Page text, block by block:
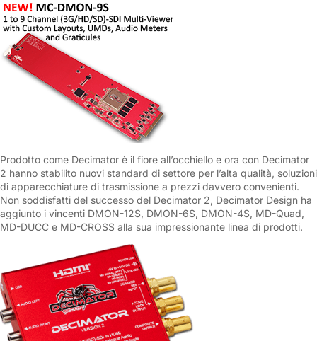
Prodotto come Decimator è il fiore all’occhiello e ora con Decimator
2 hanno stabilito nuovi standard di settore per l’alta qualità, soluzioni
di apparecchiature di trasmissione a prezzi davvero convenienti.
Non soddisfatti del successo del Decimator 2, Decimator Design ha
aggiunto i vincenti DMON-12S, DMON-6S, DMON-4S, MD-Quad,
MD-DUCC e MD-CROSS alla sua impressionante linea di prodotti.